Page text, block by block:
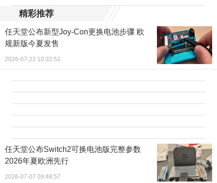
精彩推荐
任天堂公布新型Joy-Con更换电池步骤 欧
规新版今夏发售
2026-07-22 10:32:52
任天堂公布Switch2可换电池版完整参数
2026年夏欧洲先行
2026-07-07 09:48:57